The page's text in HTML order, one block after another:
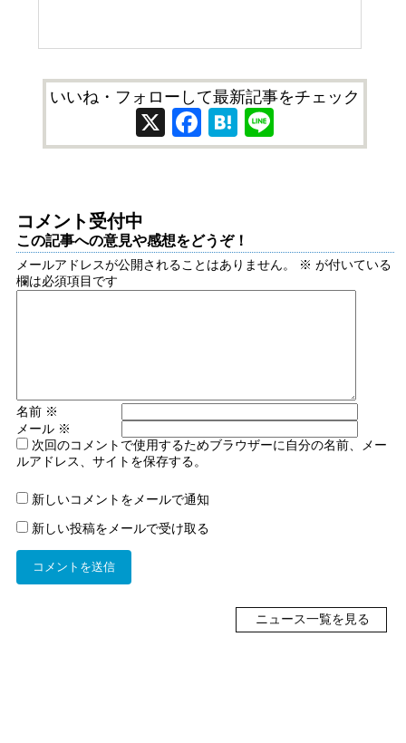
いいね・フォローして最新記事をチェック
X Facebook
Hatena
コメント受付中
この記事への意見や感想をどうぞ！
メールアドレスが公開されることはありません。 ※ が付いている
欄は必須項目です
名前 ※
メール ※
次回のコメントで使用するためブラウザーに自分の名前、メー
ルアドレス、サイトを保存する。
新しいコメントをメールで通知
新しい投稿をメールで受け取る
ニュース一覧を見る